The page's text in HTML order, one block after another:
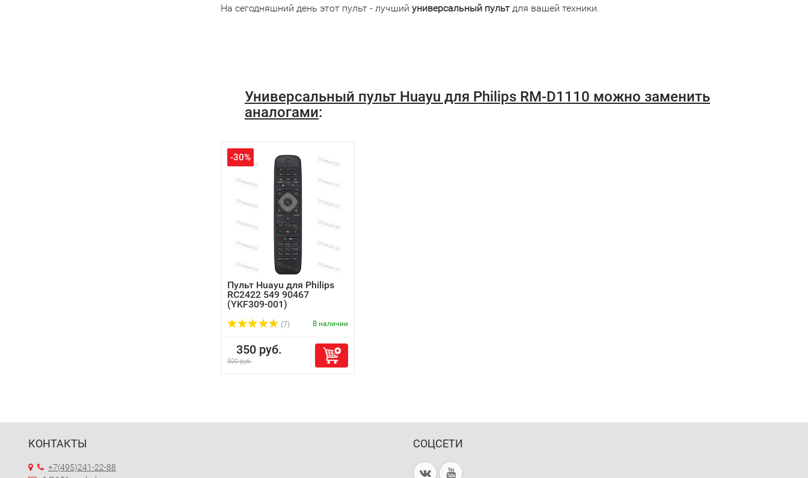
На сегодняшний день этот пульт - лучший универсальный пульт для вашей техники.
Универсальный пульт Huayu для Philips RM-D1110 можно заменить
аналогами:
-30%
Пульт Huayu для Philips
RC2422 549 90467
(YKF309-001)
(7) В наличии
350 руб.
500 руб.
КОНТАКТЫ
+7(495)241-22-88
СОЦСЕТИ